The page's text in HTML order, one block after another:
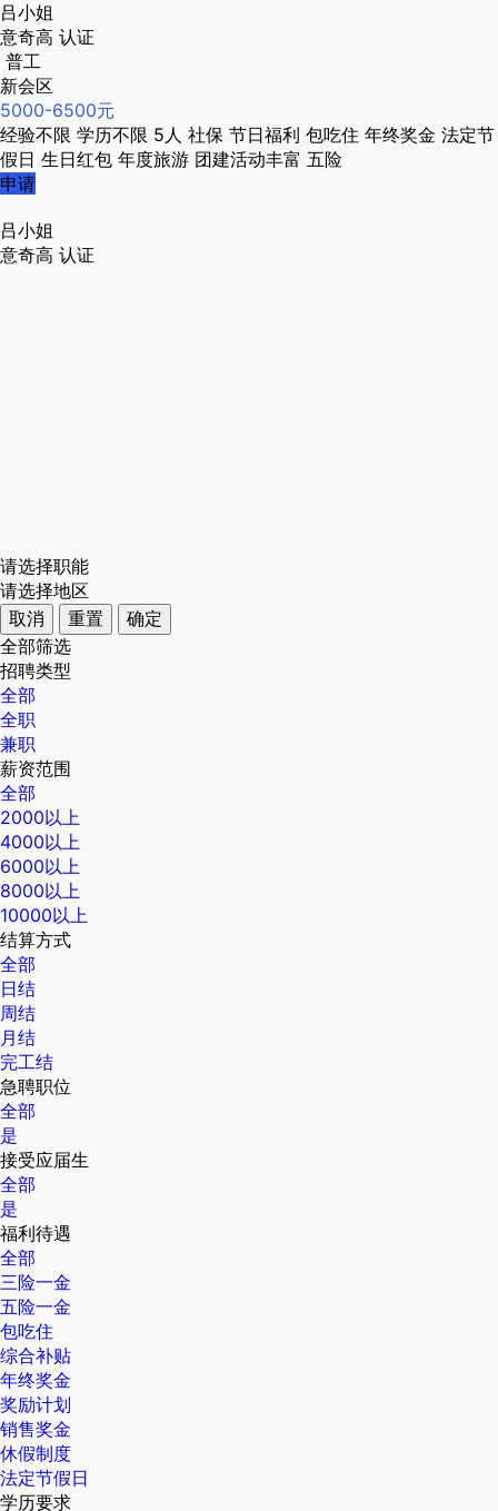
吕小姐
意奇高 认证
普工
新会区
5000-6500元
经验不限 学历不限 5人 社保 节日福利 包吃住 年终奖金 法定节
假日 生日红包 年度旅游 团建活动丰富 五险
申请
吕小姐
意奇高 认证
请选择职能
请选择地区
取消
重置
确定
全部筛选
招聘类型
全部
全职
兼职
薪资范围
全部
2000以上
4000以上
6000以上
8000以上
10000以上
结算方式
全部
日结
周结
月结
完工结
急聘职位
全部
是
接受应届生
全部
是
福利待遇
全部
三险一金
五险一金
包吃住
综合补贴
年终奖金
奖励计划
销售奖金
休假制度
法定节假日
学历要求